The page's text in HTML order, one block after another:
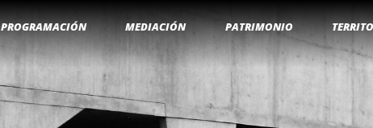
PROGRAMACIÓN MEDIACIÓN PATRIMONIO